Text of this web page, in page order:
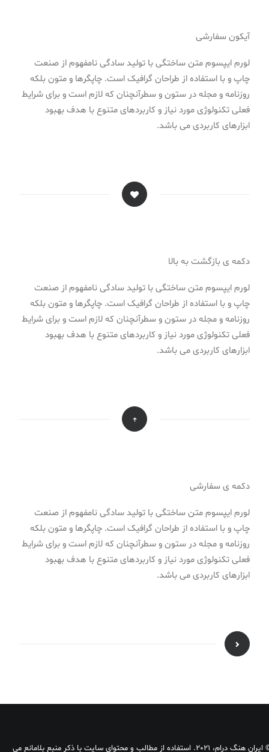
آیکون سفارشی
لورم ایپسوم متن ساختگی با تولید سادگی نامفهوم از صنعت
چاپ و با استفاده از طراحان گرافیک است. چاپگرها و متون بلکه
روزنامه و مجله در ستون و سطرآنچنان که لازم است و برای شرایط
فعلی تکنولوژی مورد نیاز و کاربردهای متنوع با هدف بهبود
ابزارهای کاربردی می باشد.
دکمه ی بازگشت به بالا
لورم ایپسوم متن ساختگی با تولید سادگی نامفهوم از صنعت
چاپ و با استفاده از طراحان گرافیک است. چاپگرها و متون بلکه
روزنامه و مجله در ستون و سطرآنچنان که لازم است و برای شرایط
فعلی تکنولوژی مورد نیاز و کاربردهای متنوع با هدف بهبود
ابزارهای کاربردی می باشد.
دکمه ی سفارشی
لورم ایپسوم متن ساختگی با تولید سادگی نامفهوم از صنعت
چاپ و با استفاده از طراحان گرافیک است. چاپگرها و متون بلکه
روزنامه و مجله در ستون و سطرآنچنان که لازم است و برای شرایط
فعلی تکنولوژی مورد نیاز و کاربردهای متنوع با هدف بهبود
ابزارهای کاربردی می باشد.
© ایران هنگ درام، 2021. استفاده از مطالب و محتوای سایت با ذکر منبع بلامانع می